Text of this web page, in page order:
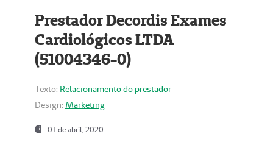
Prestador Decordis Exames
Cardiológicos LTDA
(51004346-0)
Texto: Relacionamento do prestador
Design: Marketing
01 de abril, 2020